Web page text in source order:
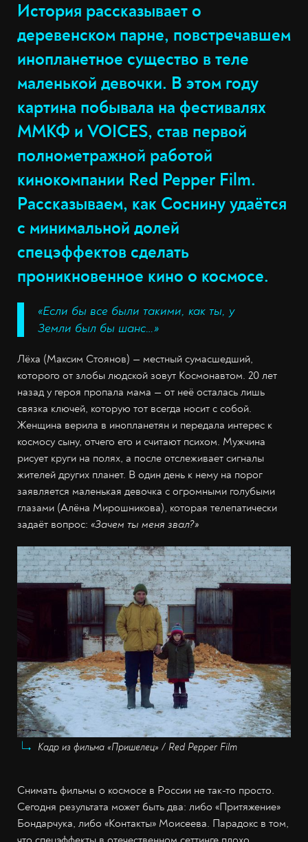
История рассказывает о
деревенском парне, повстречавшем
инопланетное существо в теле
маленькой девочки. В этом году
картина побывала на фестивалях
ММКФ и VOICES, став первой
полнометражной работой
кинокомпании Red Pepper Film.
Рассказываем, как Соснину удаётся
с минимальной долей
спецэффектов сделать
проникновенное кино о космосе.
«Если бы все были такими, как ты, у
Земли был бы шанс…»
Лёха (Максим Стоянов) — местный сумасшедший,
которого от злобы людской зовут Космонавтом. 20 лет
назад у героя пропала мама — от неё осталась лишь
связка ключей, которую тот всегда носит с собой.
Женщина верила в инопланетян и передала интерес к
космосу сыну, отчего его и считают психом. Мужчина
рисует круги на полях, а после отслеживает сигналы
жителей других планет. В один день к нему на порог
заявляется маленькая девочка с огромными голубыми
глазами (Алёна Мирошникова), которая телепатически
задаёт вопрос: «Зачем ты меня звал?»
Кадр из фильма «Пришелец» / Red Pepper Film
Снимать фильмы о космосе в России не так-то просто.
Сегодня результата может быть два: либо «Притяжение»
Бондарчука, либо «Контакты» Моисеева. Парадокс в том,